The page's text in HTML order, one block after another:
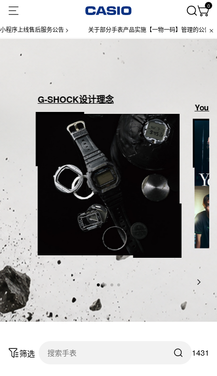
0
序上线售后服务公告 > 关于部分手表产品实施【一物一码】管理的公告 >
G-SHOCK设计理念
Your
筛选 1431